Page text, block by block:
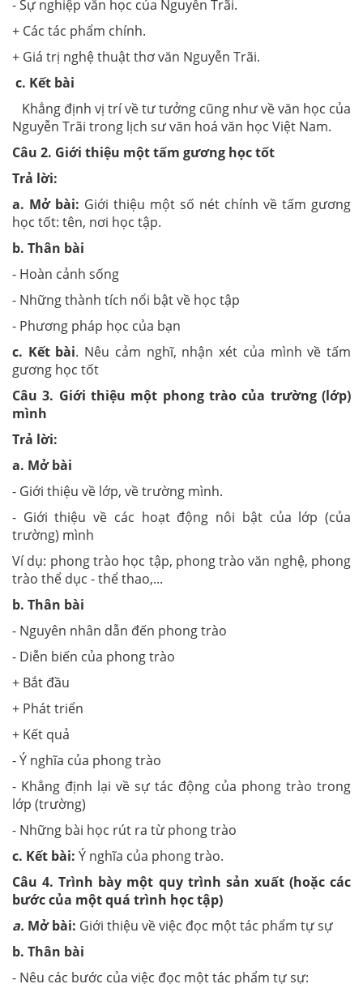
- Sự nghiệp văn học của Nguyễn Trãi.
+ Các tác phẩm chính.
+ Giá trị nghệ thuật thơ văn Nguyễn Trãi.
c. Kết bài
Khẳng định vị trí về tư tưởng cũng như về văn học của
Nguyễn Trãi trong lịch sư văn hoá văn học Việt Nam.
Câu 2. Giới thiệu một tấm gương học tốt
Trả lời:
a. Mở bài: Giới thiệu một số nét chính về tấm gương
học tốt: tên, nơi học tập.
b. Thân bài
- Hoàn cảnh sống
- Những thành tích nổi bật về học tập
- Phương pháp học của bạn
c. Kết bài. Nêu cảm nghĩ, nhận xét của mình về tấm
gương học tốt
Câu 3. Giới thiệu một phong trào của trường (lớp)
mình
Trả lời:
a. Mở bài
- Giới thiệu về lớp, về trường mình.
- Giới thiệu về các hoạt động nôi bật của lớp (của
trường) mình
Ví dụ: phong trào học tập, phong trào văn nghệ, phong
trào thể dục - thể thao,...
b. Thân bài
- Nguyên nhân dẫn đến phong trào
- Diễn biến của phong trào
+ Bắt đầu
+ Phát triển
+ Kết quả
- Ý nghĩa của phong trào
- Khẳng định lại về sự tác động của phong trào trong
lớp (trường)
- Những bài học rút ra từ phong trào
c. Kết bài: Ý nghĩa của phong trào.
Câu 4. Trình bày một quy trình sản xuất (hoặc các
bước của một quá trình học tập)
a. Mở bài: Giới thiệu về việc đọc một tác phẩm tự sự
b. Thân bài
- Nêu các bước của việc đọc một tác phẩm tự sự: